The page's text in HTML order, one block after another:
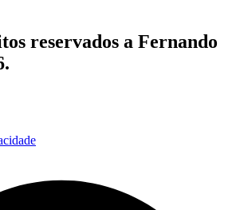
reservados a Fernando